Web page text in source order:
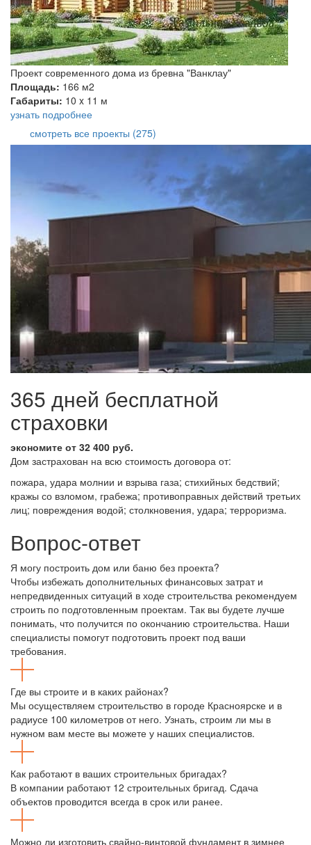
Проект современного дома из бревна "Ванклау"
Площадь: 166 м2
Габариты: 10 x 11 м
узнать подробнее
смотреть все проекты (275)
365 дней бесплатной
страховки
экономите от 32 400 руб.
Дом застрахован на всю стоимость договора от:
пожара, удара молнии и взрыва газа; стихийных бедствий;
кражы со взломом, грабежа; противоправных действий третьих
лиц; повреждения водой; столкновения, удара; терроризма.
Вопрос-ответ
Я могу построить дом или баню без проекта?
Чтобы избежать дополнительных финансовых затрат и
непредвиденных ситуаций в ходе строительства рекомендуем
строить по подготовленным проектам. Так вы будете лучше
понимать, что получится по окончанию строительства. Наши
специалисты помогут подготовить проект под ваши
требования.
Где вы строите и в каких районах?
Мы осуществляем строительство в городе Красноярске и в
радиусе 100 километров от него. Узнать, строим ли мы в
нужном вам месте вы можете у наших специалистов.
Как работают в ваших строительных бригадах?
В компании работают 12 строительных бригад. Сдача
объектов проводится всегда в срок или ранее.
Можно ли изготовить свайно-винтовой фундамент в зимнее